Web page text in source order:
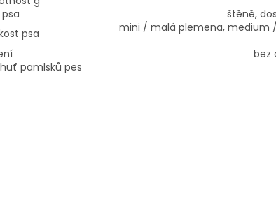
štěně,
psa
mini / malá plemena, medium
bez
pamlsků pes